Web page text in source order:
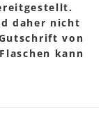
daher nicht
von
kann